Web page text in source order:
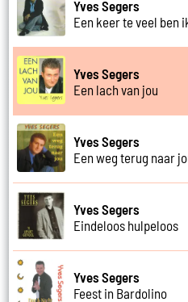
Yves Segers
Een keer te veel ben
Yves Segers
Een lach van jou
Yves Segers
Een weg terug naar
Yves Segers
Eindeloos hulpeloos
Yves Segers
Feest in Bardolino